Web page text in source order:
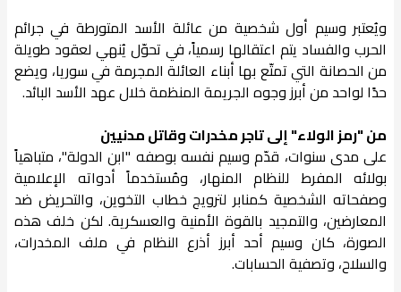
ويُعتبر وسيم أول شخصية من عائلة الأسد المتورطة في جرائم
الحرب والفساد يتم اعتقالها رسمياً، في تحوّل يُنهي لعقود طويلة
من الحصانة التي تمتّع بها أبناء العائلة المجرمة في سوريا، ويضع
حدًا لواحد من أبرز وجوه الجريمة المنظمة خلال عهد الأسد البائد.
من "رمز الولاء" إلى تاجر مخدرات وقاتل مدنيين
على مدى سنوات، قدّم وسيم نفسه بوصفه "ابن الدولة"، متباهياً
بولائه المفرط للنظام المنهار، ومُستخدماً أدواته الإعلامية
وصفحاته الشخصية كمنابر لترويج خطاب التخوين، والتحريض ضد
المعارضين، والتمجيد بالقوة الأمنية والعسكرية. لكن خلف هذه
الصورة، كان وسيم أحد أبرز أذرع النظام في ملف المخدرات،
والسلاح، وتصفية الحسابات.